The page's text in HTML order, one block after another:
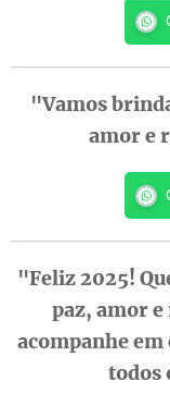
"Vamos
amor e
"Feliz 2025!
paz, amor e
acompanhe em
todos